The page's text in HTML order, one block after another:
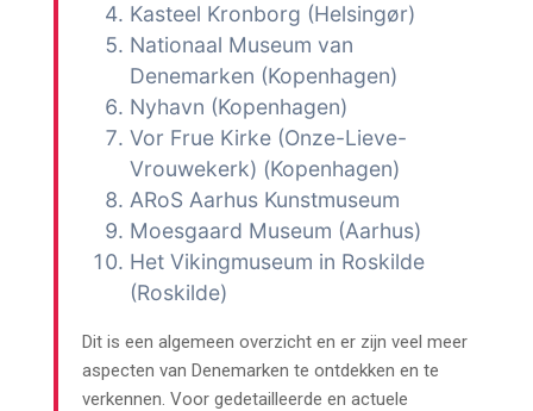
Kasteel Kronborg (Helsingør)
Nationaal Museum van
Denemarken (Kopenhagen)
Nyhavn (Kopenhagen)
Vor Frue Kirke (Onze-Lieve-
Vrouwekerk) (Kopenhagen)
ARoS Aarhus Kunstmuseum
Moesgaard Museum (Aarhus)
Het Vikingmuseum in Roskilde
(Roskilde)
Dit is een algemeen overzicht en er zijn veel meer
aspecten van Denemarken te ontdekken en te
verkennen. Voor gedetailleerde en actuele